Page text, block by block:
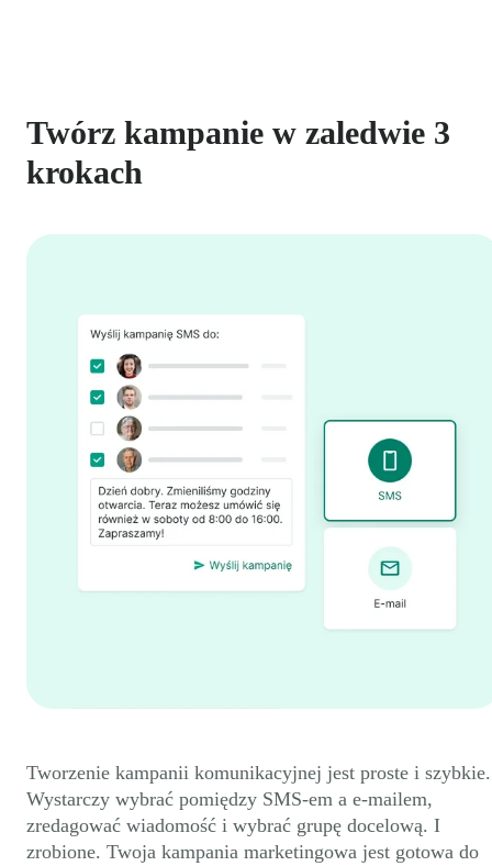
Twórz kampanie w zaledwie 3
krokach
Tworzenie kampanii komunikacyjnej jest proste i szybkie.
Wystarczy wybrać pomiędzy SMS-em a e-mailem,
zredagować wiadomość i wybrać grupę docelową. I
zrobione. Twoja kampania marketingowa jest gotowa do